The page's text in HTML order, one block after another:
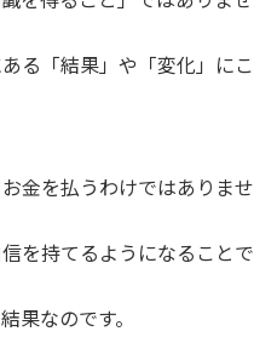
る「結果」や「変化」にこ
金を払うわけではありませ
を持てるようになることで
果なのです。